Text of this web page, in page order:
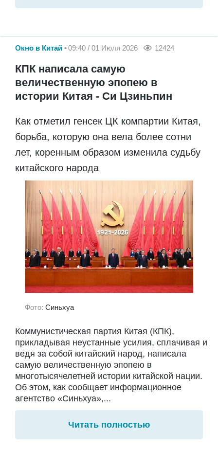
Окно в Китай 09:40 / 01 Июля 2026 12424
КПК написала самую
величественную эпопею в
истории Китая - Си Цзиньпин
Как отметил генсек ЦК компартии Китая,
борьба, которую она вела более сотни
лет, коренным образом изменила судьбу
китайского народа
Фото: Синьхуа
Коммунистическая партия Китая (КПК),
прикладывая неустанные усилия, сплачивая и
ведя за собой китайский народ, написала
самую величественную эпопею в
многотысячелетней истории китайской нации.
Об этом, как сообщает информационное
агентство «Синьхуа»,...
Читать полностью